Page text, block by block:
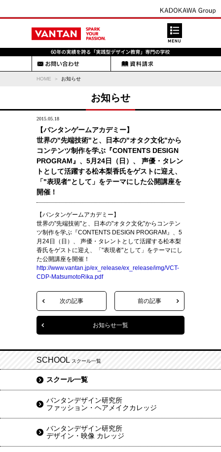
HOME お知らせ
お知らせ
2015.05.18
【バンタンゲームアカデミー】
世界の"先端技術"と、日本の"オタク文化"から
コンテンツ制作を学ぶ『CONTENTS DESIGN
PROGRAM』、5月24日（日）、 声優・タレン
トとして活躍する松本梨香氏をゲストに迎え、
「"表現者"として」をテーマにした公開講座を
開催！
【バンタンゲームアカデミー】
世界の"先端技術"と、日本の"オタク文化"からコンテン
ツ制作を学ぶ『CONTENTS DESIGN PROGRAM』、5
月24日（日）、 声優・タレントとして活躍する松本梨
香氏をゲストに迎え、「"表現者"として」をテーマにし
た公開講座を開催！
http://www.vantan.jp/ex_release/ex_release/img/VCT-
CDP-MatsumotoRika.pdf
次の記事 前の記事
お知らせ一覧
SCHOOL スクール一覧
スクール一覧
バンタンデザイン研究所
ファッション・ヘアメイクカレッジ
バンタンデザイン研究所
デザイン・映像 カレッジ